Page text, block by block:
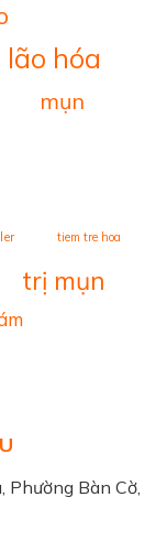
lão hóa
mụn
tiem tre hoa
trị mụn
Phường Bàn Cờ,